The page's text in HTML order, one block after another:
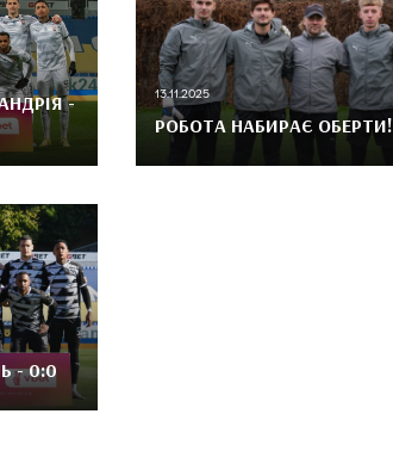
-
13.11.2025
РОБОТА НАБИРАЄ ОБЕРТИ!
- 0:0